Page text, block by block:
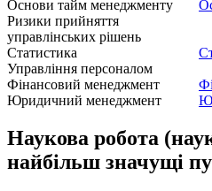
Основи тайм менеджменту
Ризики прийняття
управлінських рішень
Статистика
Управління персоналом
Фінансовий менеджмент
Юридичний менеджмент
Наукова робота
найбільш значущі